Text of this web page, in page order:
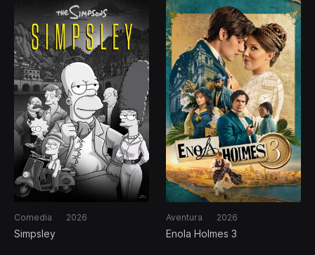
Comedia 2026
Simpsley
Aventura 2026
Enola Holmes 3